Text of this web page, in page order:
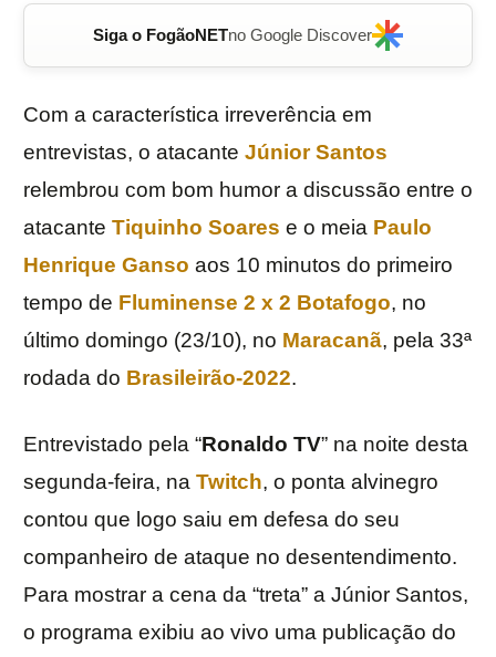
Siga o FogãoNETno Google Discover
Com a característica irreverência em
entrevistas, o atacante Júnior Santos
relembrou com bom humor a discussão entre o
atacante Tiquinho Soares e o meia Paulo
Henrique Ganso aos 10 minutos do primeiro
tempo de Fluminense 2 x 2 Botafogo, no
último domingo (23/10), no Maracanã, pela 33ª
rodada do Brasileirão-2022.
Entrevistado pela “Ronaldo TV” na noite desta
segunda-feira, na Twitch, o ponta alvinegro
contou que logo saiu em defesa do seu
companheiro de ataque no desentendimento.
Para mostrar a cena da “treta” a Júnior Santos,
o programa exibiu ao vivo uma publicação do